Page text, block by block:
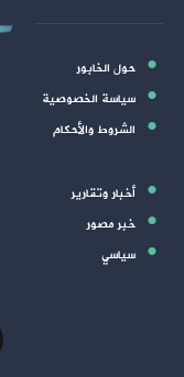
حول الخابور
سياسة الخصوصية
الشروط والأحكام
أخبار وتقارير
خبر مصور
سياسي